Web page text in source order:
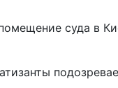
суда в